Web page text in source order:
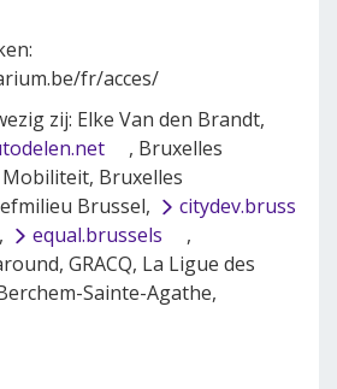
fr/acces/
zij: Elke Van den Brandt,
, Bruxelles
Bruxelles
Brussel,
citydev.bruss
equal.brussels
,
GRACQ, La Ligue des
Sainte-Agathe,